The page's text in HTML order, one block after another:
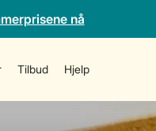
nå
Tilbud Hjelp